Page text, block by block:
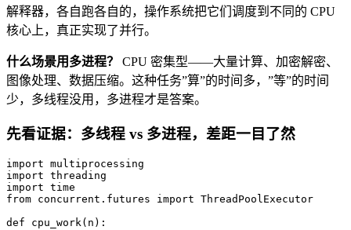
解释器，各自跑各自的，操作系统把它们调度到不同的 CPU
核心上，真正实现了并行。
什么场景用多进程？
CPU 密集型——大量计算、加密解密、
图像处理、数据压缩。这种任务”算”的时间多，”等”的时间
少，多线程没用，多进程才是答案。
先看证据：多线程 vs 多进程，差距一目了然
import
import
import
from concurrent.futures import ThreadPoolExecutor
def
cpu_work( n ):